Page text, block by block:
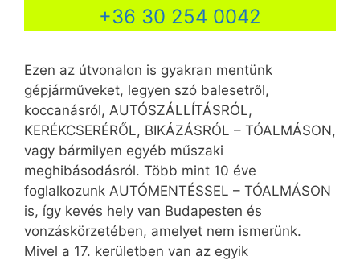
+36 30 254 0042
Ezen az útvonalon is gyakran mentünk
gépjárműveket, legyen szó balesetről,
koccanásról, AUTÓSZÁLLÍTÁSRÓL,
KERÉKCSERÉRŐL, BIKÁZÁSRÓL – TÓALMÁSON,
vagy bármilyen egyéb műszaki
meghibásodásról. Több mint 10 éve
foglalkozunk AUTÓMENTÉSSEL – TÓALMÁSON
is, így kevés hely van Budapesten és
vonzáskörzetében, amelyet nem ismerünk.
Mivel a 17. kerületben van az egyik